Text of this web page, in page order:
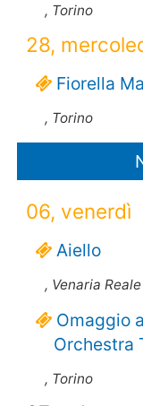
, Torino
28,
Fiorella
, Torino
06, venerdì
Aiello
, Venaria Reale
Omaggio
Orchestra
, Torino